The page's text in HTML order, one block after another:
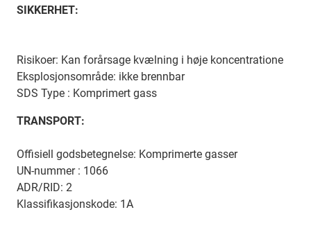
SIKKERHET:
Risikoer: Kan forårsage kvælning i høje koncentratione
Eksplosjonsområde: ikke brennbar
SDS Type : Komprimert gass
TRANSPORT:
Offisiell godsbetegnelse: Komprimerte gasser
UN-nummer : 1066
ADR/RID: 2
Klassifikasjonskode: 1A